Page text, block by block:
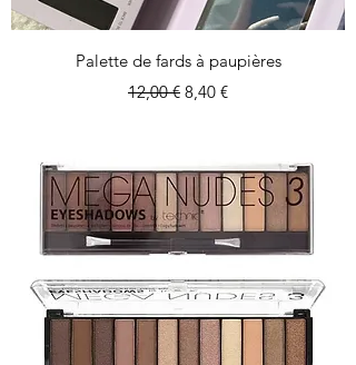
Palette de fards à paupières
Prix original
12,00 € Prix promotionnel
8,40 €